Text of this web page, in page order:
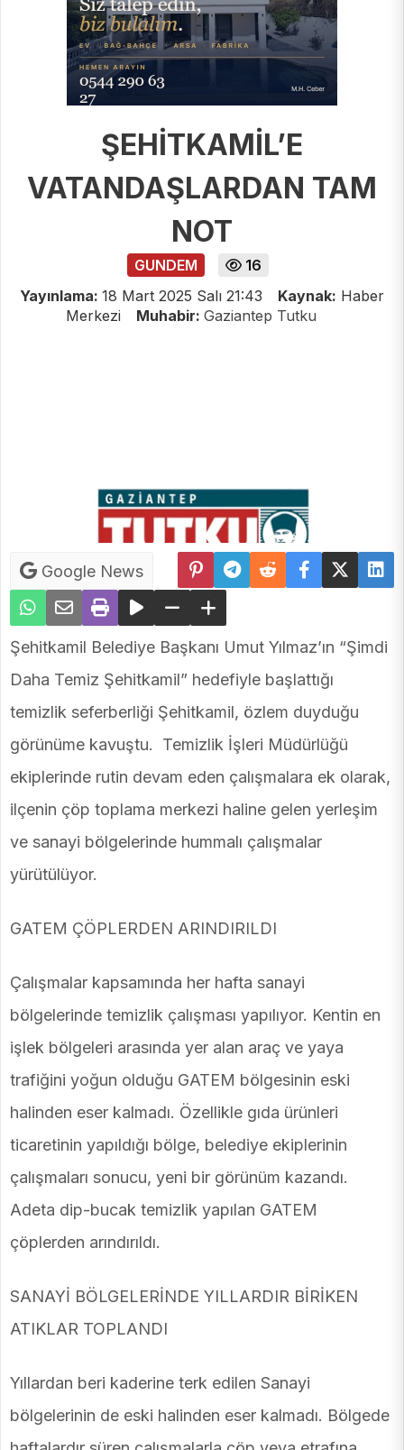
ŞEHİTKAMİL’E
VATANDAŞLARDAN TAM
NOT
GUNDEM
16
Yayınlama: 18 Mart 2025 Salı 21:43 Kaynak: Haber
Merkezi
Muhabir: Gaziantep Tutku
Google News
Şehitkamil Belediye Başkanı Umut Yılmaz’ın “Şimdi
Daha Temiz Şehitkamil” hedefiyle başlattığı
temizlik seferberliği Şehitkamil, özlem duyduğu
görünüme kavuştu. Temizlik İşleri Müdürlüğü
ekiplerinde rutin devam eden çalışmalara ek olarak,
ilçenin çöp toplama merkezi haline gelen yerleşim
ve sanayi bölgelerinde hummalı çalışmalar
yürütülüyor.
GATEM ÇÖPLERDEN ARINDIRILDI
Çalışmalar kapsamında her hafta sanayi
bölgelerinde temizlik çalışması yapılıyor. Kentin en
işlek bölgeleri arasında yer alan araç ve yaya
trafiğini yoğun olduğu GATEM bölgesinin eski
halinden eser kalmadı. Özellikle gıda ürünleri
ticaretinin yapıldığı bölge, belediye ekiplerinin
çalışmaları sonucu, yeni bir görünüm kazandı.
Adeta dip-bucak temizlik yapılan GATEM
çöplerden arındırıldı.
SANAYİ BÖLGELERİNDE YILLARDIR BİRİKEN
ATIKLAR TOPLANDI
Yıllardan beri kaderine terk edilen Sanayi
bölgelerinin de eski halinden eser kalmadı. Bölgede